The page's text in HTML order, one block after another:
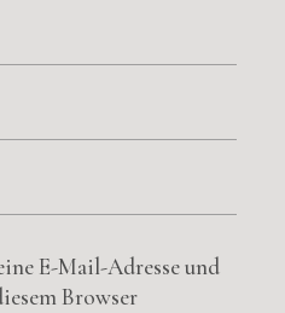
E-Mail-Adresse und
Browser